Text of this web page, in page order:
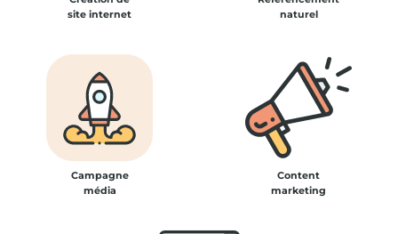
site internet
naturel
Campagne
média
Content
marketing